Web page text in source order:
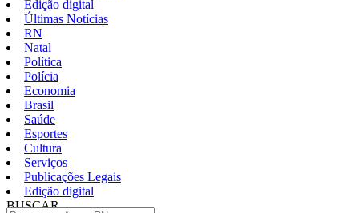
Edição digital
Últimas Notícias
RN
Natal
Política
Polícia
Economia
Brasil
Saúde
Esportes
Cultura
Serviços
Publicações Legais
Edição digital
BUSCAR